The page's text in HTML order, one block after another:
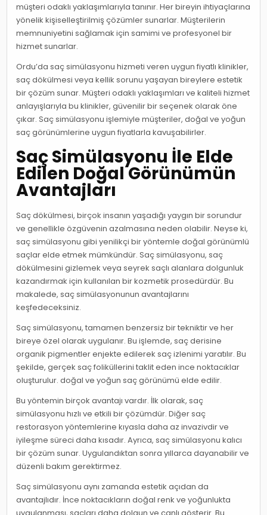
müşteri odaklı yaklaşımlarıyla tanınır. Her bireyin ihtiyaçlarına
yönelik kişiselleştirilmiş çözümler sunarlar. Müşterilerin
memnuniyetini sağlamak için samimi ve profesyonel bir
hizmet sunarlar.
Ordu’da saç simülasyonu hizmeti veren uygun fiyatlı klinikler,
saç dökülmesi veya kellik sorunu yaşayan bireylere estetik
bir çözüm sunar. Müşteri odaklı yaklaşımları ve kaliteli hizmet
anlayışlarıyla bu klinikler, güvenilir bir seçenek olarak öne
çıkar. Saç simülasyonu işlemiyle müşteriler, doğal ve yoğun
saç görünümlerine uygun fiyatlarla kavuşabilirler.
Saç Simülasyonu İle Elde
Edilen Doğal Görünümün
Avantajları
Saç dökülmesi, birçok insanın yaşadığı yaygın bir sorundur
ve genellikle özgüvenin azalmasına neden olabilir. Neyse ki,
saç simülasyonu gibi yenilikçi bir yöntemle doğal görünümlü
saçlar elde etmek mümkündür. Saç simülasyonu, saç
dökülmesini gizlemek veya seyrek saçlı alanlara dolgunluk
kazandırmak için kullanılan bir kozmetik prosedürdür. Bu
makalede, saç simülasyonunun avantajlarını
keşfedeceksiniz.
Saç simülasyonu, tamamen benzersiz bir tekniktir ve her
bireye özel olarak uygulanır. Bu işlemde, saç derisine
organik pigmentler enjekte edilerek saç izlenimi yaratılır. Bu
şekilde, gerçek saç foliküllerini taklit eden ince noktacıklar
oluşturulur. doğal ve yoğun saç görünümü elde edilir.
Bu yöntemin birçok avantajı vardır. İlk olarak, saç
simülasyonu hızlı ve etkili bir çözümdür. Diğer saç
restorasyon yöntemlerine kıyasla daha az invazivdir ve
iyileşme süreci daha kısadır. Ayrıca, saç simülasyonu kalıcı
bir çözüm sunar. Uygulandıktan sonra yıllarca dayanabilir ve
düzenli bakım gerektirmez.
Saç simülasyonu aynı zamanda estetik açıdan da
avantajlıdır. İnce noktacıkların doğal renk ve yoğunlukta